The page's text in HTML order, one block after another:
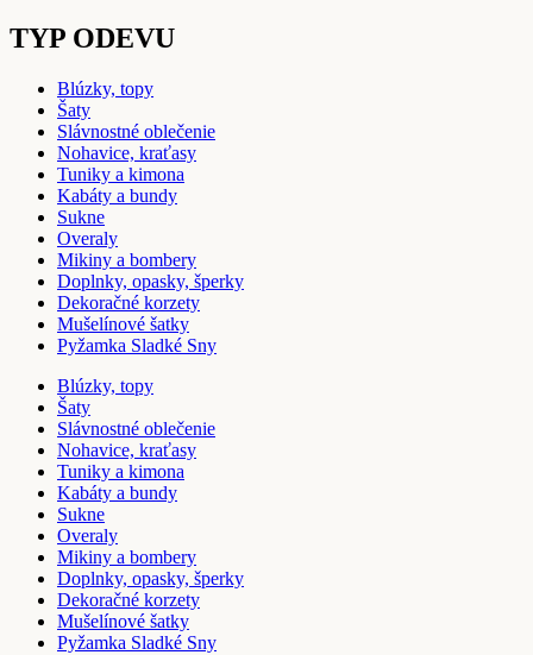
TYP ODEVU
Blúzky, topy
Šaty
Slávnostné oblečenie
Nohavice, kraťasy
Tuniky a kimona
Kabáty a bundy
Sukne
Overaly
Mikiny a bombery
Doplnky, opasky, šperky
Dekoračné korzety
Mušelínové šatky
Pyžamka Sladké Sny
Blúzky, topy
Šaty
Slávnostné oblečenie
Nohavice, kraťasy
Tuniky a kimona
Kabáty a bundy
Sukne
Overaly
Mikiny a bombery
Doplnky, opasky, šperky
Dekoračné korzety
Mušelínové šatky
Pyžamka Sladké Sny